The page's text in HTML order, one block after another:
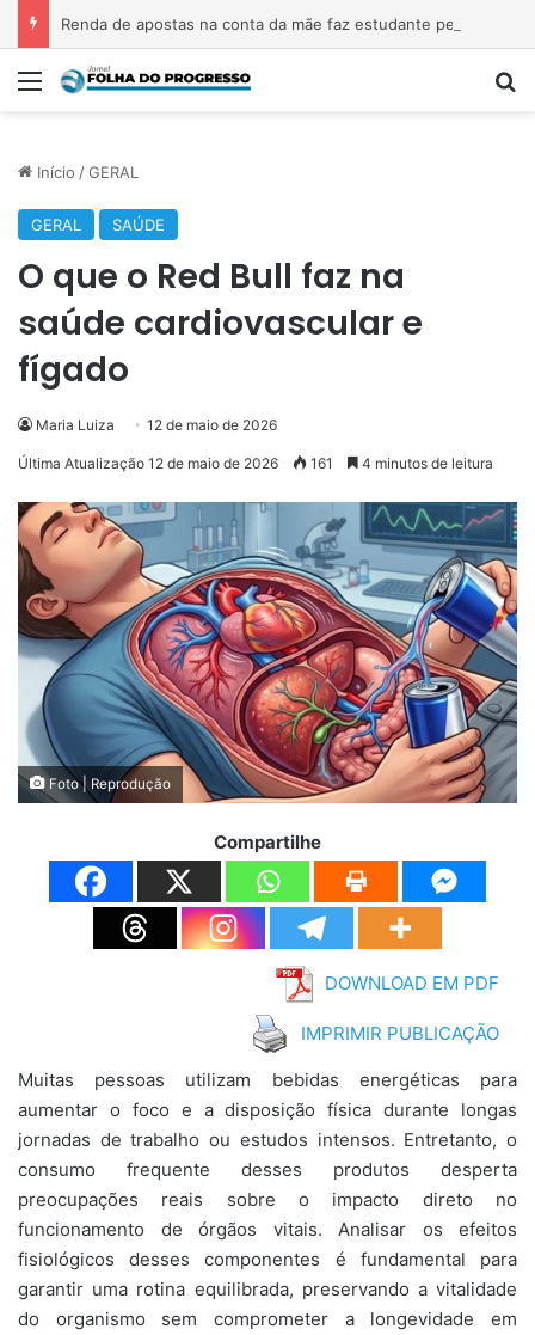
Menu
Início /GERAL
GERAL SAÚDE
O que o Red Bull faz na
saúde cardiovascular e
fígado
Maria Luiza 12 de maio de 2026
Última Atualização 12 de maio de 2026 161 4 minutos de leitura
Foto | Reprodução
Compartilhe
DOWNLOAD EM PDF
IMPRIMIR PUBLICAÇÃO
Muitas pessoas utilizam bebidas energéticas para
aumentar o foco e a disposição física durante longas
jornadas de trabalho ou estudos intensos. Entretanto, o
consumo frequente desses produtos desperta
preocupações reais sobre o impacto direto no
funcionamento de órgãos vitais. Analisar os efeitos
fisiológicos desses componentes é fundamental para
garantir uma rotina equilibrada, preservando a vitalidade
do organismo sem comprometer a longevidade em